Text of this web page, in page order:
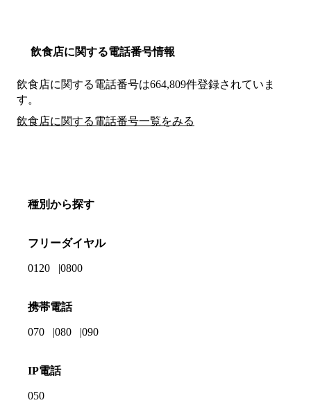
飲食店に関する電話番号情報
飲食店に関する電話番号は664,809件登録されていま
す。
飲食店に関する電話番号一覧をみる
種別から探す
フリーダイヤル
0120 0800
携帯電話
070 080 090
IP電話
050